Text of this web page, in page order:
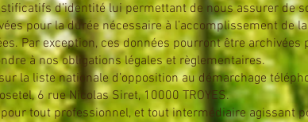
d’identité lui permettant de nous assurer de
pour la durée nécessaire à l’accomplissement de
Par exception, ces données pourront être
à nos obligations légales et règlementaires.
la liste nationale d’opposition au démarchage
6 rue Nicolas Siret, 10000 TROYES.
tout professionnel, et tout intermédiaire agissant